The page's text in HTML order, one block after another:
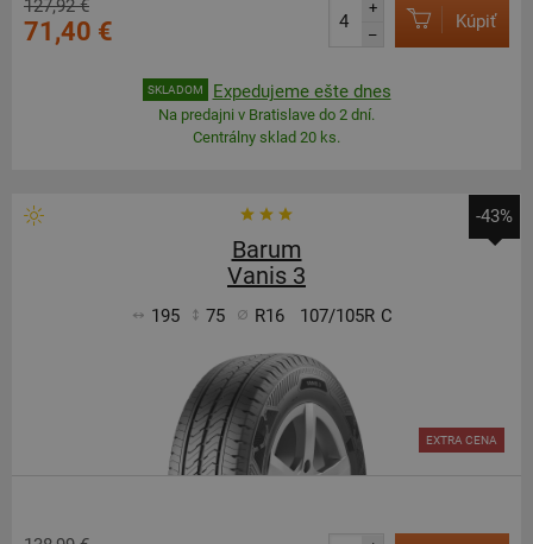
127,92 €
71,40 €
+
–
Kúpiť
SKLADOM Expedujeme ešte dnes
Na predajni v Bratislave do 2 dní.
Centrálny sklad 20 ks.
-43%
Barum
Vanis 3
195 75 R16 107/105R C
EXTRA CENA